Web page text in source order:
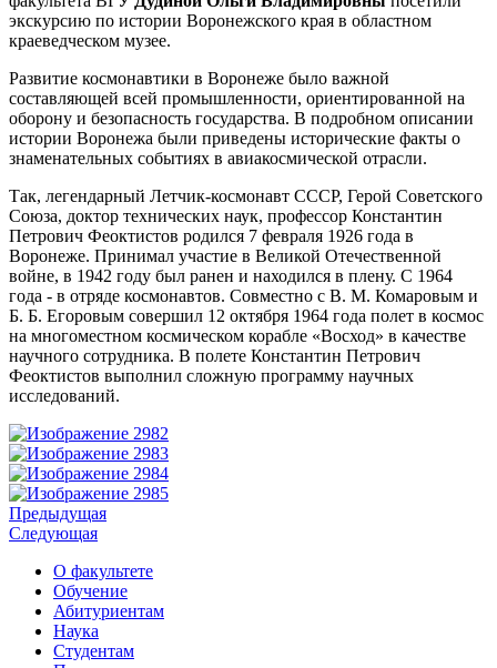
экскурсию по истории Воронежского края в областном
краеведческом музее.
Развитие космонавтики в Воронеже было важной
составляющей всей промышленности, ориентированной на
оборону и безопасность государства. В подробном описании
истории Воронежа были приведены исторические факты о
знаменательных событиях в авиакосмической отрасли.
Так, легендарный Летчик-космонавт СССР, Герой Советского
Союза, доктор технических наук, профессор Константин
Петрович Феоктистов родился 7 февраля 1926 года в
Воронеже. Принимал участие в Великой Отечественной
войне, в 1942 году был ранен и находился в плену. С 1964
года - в отряде космонавтов. Совместно с В. М. Комаровым и
Б. Б. Егоровым совершил 12 октября 1964 года полет в космос
на многоместном космическом корабле «Восход» в качестве
научного сотрудника. В полете Константин Петрович
Феоктистов выполнил сложную программу научных
исследований.
Предыдущая
Следующая
О факультете
Обучение
Абитуриентам
Наука
Студентам